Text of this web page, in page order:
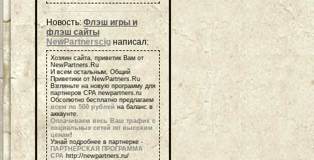
Новость:Флэш игры и
флэш сайты
NewPartnerscig написал:
Хозяин сайта, приветик Вам от
NewPartners.Ru
И всем остальным, Общий
Приветики от NewPartners.Ru
Взгляньте на новую программу для
партнеров СРА newpartners.ru
Обсолютно бесплатно предлагаем
всем по 500 рублей на баланс в
аккаунте.
Оплачиваем весь Ваш трафик с
социальных сетей по высоким
ценам!
Узнай подробнее в партнерке -
ПАРТНЕРСКАЯ ПРОГРАММА
СРА http://newpartners.ru/